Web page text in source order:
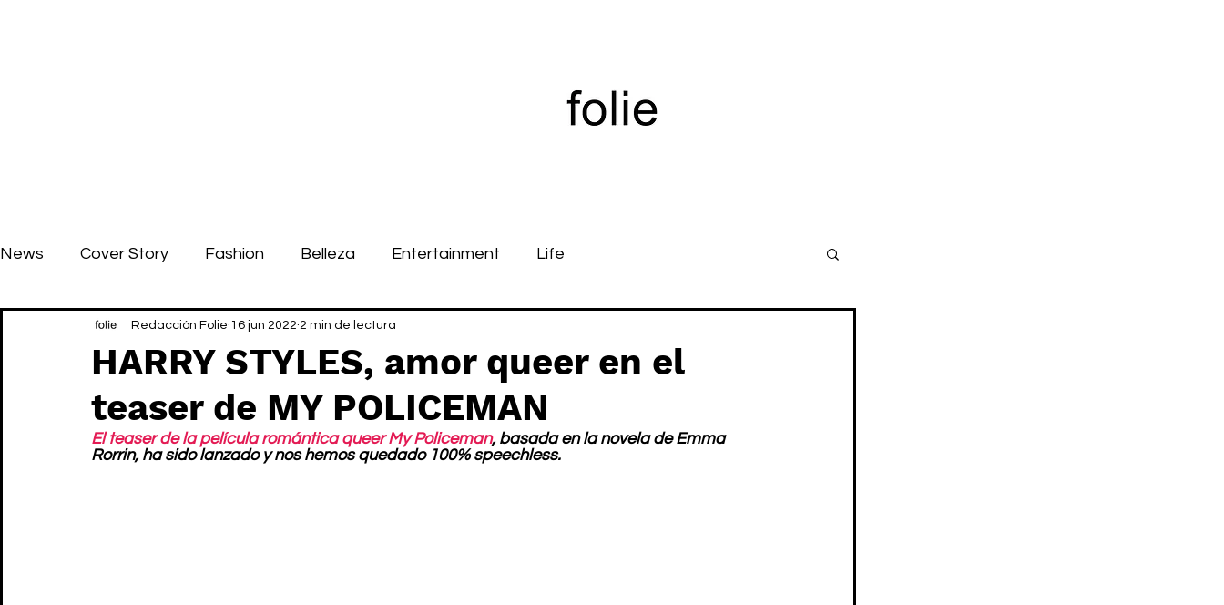
News Cover Story Fashion Belleza Entertainment Life
HARRY STYLES, amor queer en el
teaser de MY POLICEMAN
Redacción Folie 16 jun 2022 2 min de lectura
El teaser de la película romántica queer My Policeman, basada en la novela de Emma
Rorrin, ha sido lanzado y nos hemos quedado 100% speechless.